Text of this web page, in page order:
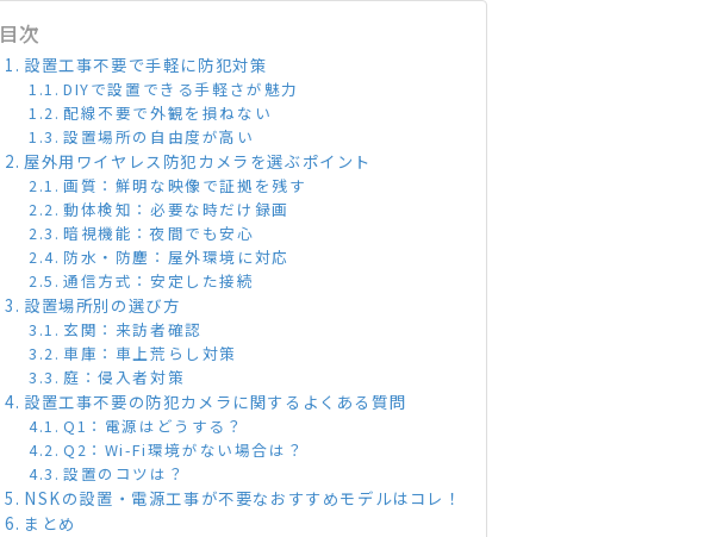
目次
設置工事不要で手軽に防犯対策
DIYで設置できる手軽さが魅力
配線不要で外観を損ねない
設置場所の自由度が高い
屋外用ワイヤレス防犯カメラを選ぶポイント
画質：鮮明な映像で証拠を残す
動体検知：必要な時だけ録画
暗視機能：夜間でも安心
防水・防塵：屋外環境に対応
通信方式：安定した接続
設置場所別の選び方
玄関：来訪者確認
車庫：車上荒らし対策
庭：侵入者対策
設置工事不要の防犯カメラに関するよくある質問
Q1：電源はどうする？
Q2：Wi-Fi環境がない場合は？
設置のコツは？
NSKの設置・電源工事が不要なおすすめモデルはコレ！
まとめ